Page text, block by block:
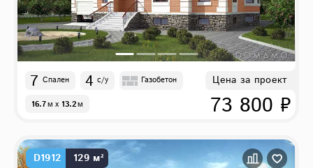
7 Спален 4 с/у Газобетон
16.7м x 13.2м
Цена за проект
73 800 ₽
D1912 129 м²